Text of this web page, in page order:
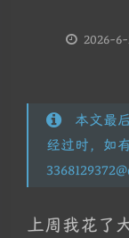
2026-6-
本文最
经过时，如
上周我花了